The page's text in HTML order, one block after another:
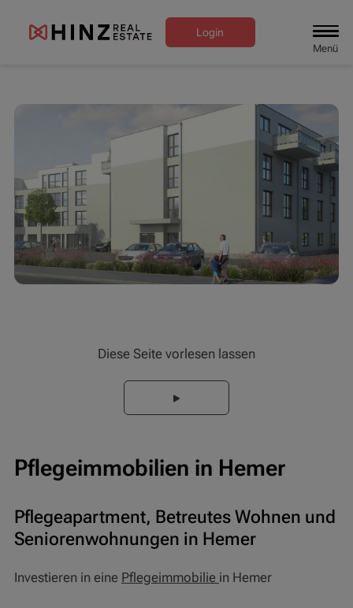
Login
Diese Seite vorlesen lassen
Pflegeimmobilien in Hemer
Pflegeapartment, Betreutes Wohnen und
Seniorenwohnungen in Hemer
Investieren in eine Pflegeimmobilie in Hemer